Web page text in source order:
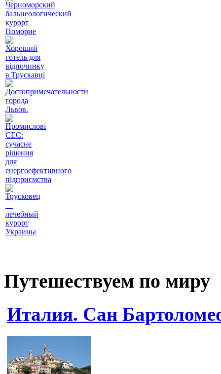
Черноморский
бальнеологический
курорт
Поморие
Хороший
готель для
відпочинку
в Трускавці
Достопримечательности
города
Львов.
Промислові
СЕС:
сучасне
рішення
для
енергоефективного
підприємства
Трусковец
—
лечебный
курорт
Украины
Путешествуем по миру
Италия. Сан